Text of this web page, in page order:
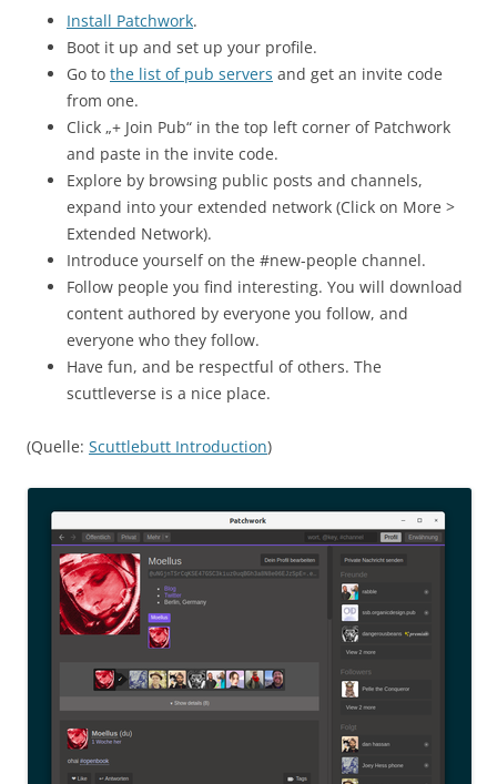
Install Patchwork.
Boot it up and set up your profile.
Go to the list of pub servers and get an invite code
from one.
Click „+ Join Pub“ in the top left corner of Patchwork
and paste in the invite code.
Explore by browsing public posts and channels,
expand into your extended network (Click on More >
Extended Network).
Introduce yourself on the #new-people channel.
Follow people you find interesting. You will download
content authored by everyone you follow, and
everyone who they follow.
Have fun, and be respectful of others. The
scuttleverse is a nice place.
(Quelle: Scuttlebutt Introduction)